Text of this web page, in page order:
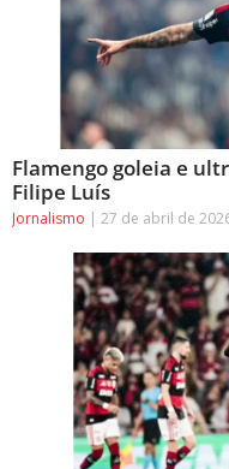
Flamengo goleia e
Filipe Luís
Jornalismo 27 de abril de